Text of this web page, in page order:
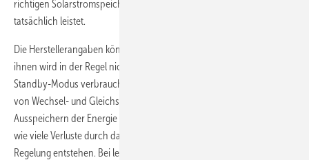
richtigen Solarstromspeicher finden und vor allem, was der Speicher
tatsächlich leistet.
Die Herstellerangaben können da schon weiterhelfen. Doch aus
ihnen wird in der Regel nicht ersichtlich, wie viel der Speicher im
Standby-Modus verbraucht, wie viele Verluste bei der Umwandlung
von Wechsel- und Gleichstrom beim Einspeichen und zurück beim
Ausspeichern der Energie anfallen. Auch gibt kaum ein Hersteller an,
wie viele Verluste durch das Management des Speichers und dessen
Regelung entstehen. Bei letzterem geht es darum, dass der Speicher